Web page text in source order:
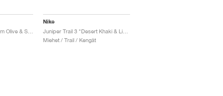
Juniper Trail 3 "Medium Olive & Sequoia"
Nike
Miehet / Trail / Kengät